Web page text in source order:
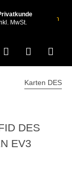
MwSt.
Karten DES
DES
EV3